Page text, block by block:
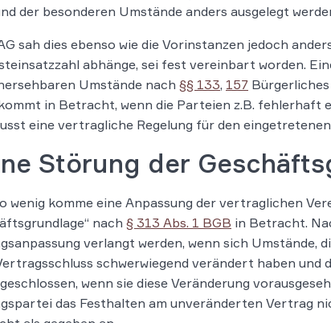
der besonderen Umstände anders ausgelegt
sah dies ebenso wie die Vorinstanzen jedoch
abhänge, sei fest vereinbart worden.
Umstände nach §§ 133, 157
in Betracht, wenn die Parteien z.B. fehlerhaft
eine vertragliche Regelung für den
Störung der
wenig komme eine Anpassung der vertraglichen
nach § 313 Abs. 1 BGB in Betracht.
verlangt werden, wenn sich Umstände,
schwerwiegend verändert haben
wenn sie diese Veränderung
das Festhalten am unveränderten Vertrag